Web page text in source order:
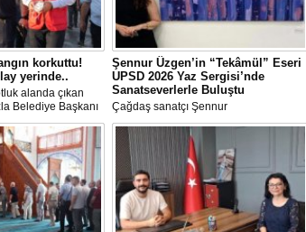
korkuttu!
yerinde..
alanda çıkan
Belediye Başkanı
bölgeye giderek
Şennur Üzgen’in “Tekâmül” Eseri
UPSD 2026 Yaz Sergisi’nde
Sanatseverlerle Buluştu
Çağdaş sanatçı Şennur
Üzgen’in Tekâmül adlı eseri,
Uluslararası Plastik Sanatlar Derneği
(UPSD) tarafından düzenlenen 2026
Yaz Sergisi’nde sanatseverlerle buluştu.